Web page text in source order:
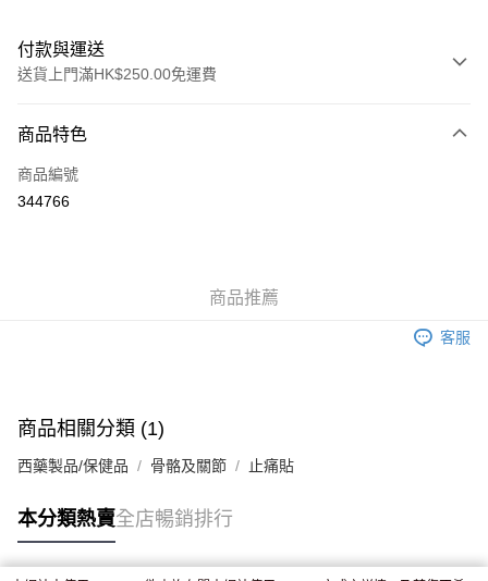
付款與運送
送貨上門滿HK$250.00免運費
信用卡
Apple Pay
付款後門市自取，訂單確認後2-4個工作天到店，7天內取。逾期後
商品特色
商品編號
344766
商品推薦
客服
商品相關分類 (1)
西藥製品/保健品 骨骼及關節 止痛貼
本分類熱賣全店暢銷排行